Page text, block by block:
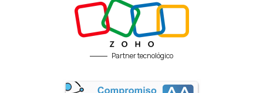
Partner tecnológico